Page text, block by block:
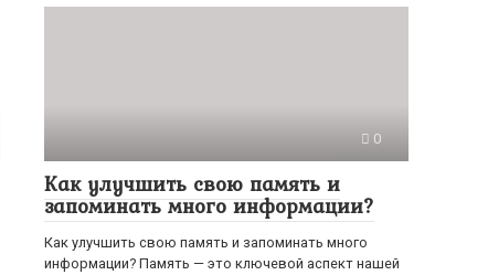
0
Как улучшить свою память и
запоминать много информации?
Как улучшить свою память и запоминать много
информации? Память — это ключевой аспект нашей